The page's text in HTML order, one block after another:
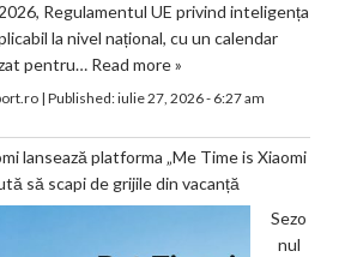
Regulamentul UE privind inteligența
la nivel național, cu un calendar
pentru… Read more »
| Published:iulie 27, 2026 - 6:27 am
lansează platforma „Me Time is Xiaomi
să scapi de grijile din vacanță
Sezo
nul